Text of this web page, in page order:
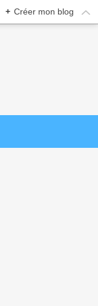
+ Créer mon blog